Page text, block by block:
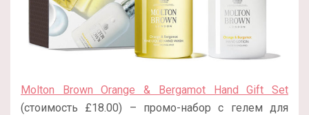
Molton Brown Orange & Bergamot Hand Gift Set
(стоимость £18.00) – промо-набор с гелем для